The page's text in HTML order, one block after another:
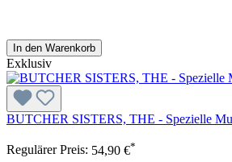
In den Warenkorb
Exklusiv
BUTCHER SISTERS, THE - Spezielle
Regulärer Preis: 54,90 €*